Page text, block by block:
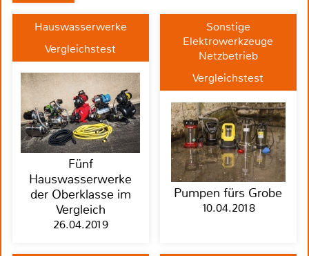
Hauswasserwerke
Vergleichstest
Fünf
Hauswasserwerke
der Oberklasse im
Vergleich
26.04.2019
Sonstige
Elektrowerkzeuge
Netzbetrieb
Vergleichstest
Pumpen fürs Grobe
10.04.2018